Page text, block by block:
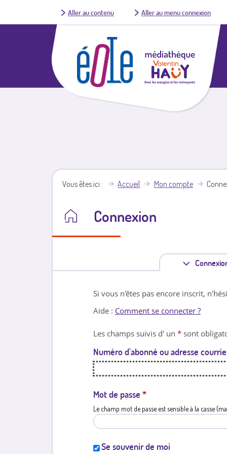
Aller au contenu Aller au menu connexion
Vous êtes ici Accueil Mon compte
Connexion
Si vous n'êtes pas encore inscrit,
Aide : Comment se connecter ?
Les champs suivis d' un * sont
Numéro d'abonné ou adresse
Mot de passe *
Le champ mot de passe est sensible à la casse
Se souvenir de moi